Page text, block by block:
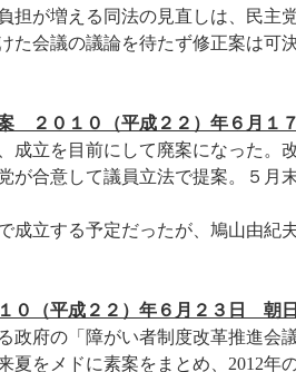
が増える同法の見直しは、民主
た会議の議論を待たず修正案は
案
２０１０（平成２２）年６月１
立を目前にして廃案になった。
が合意して議員立法で提案。５
立する予定だったが、鳩山由紀
０（平成２２）年６月２３日 朝
府の「障がい者制度改革推進会
夏をメドに素案をまとめ、2012